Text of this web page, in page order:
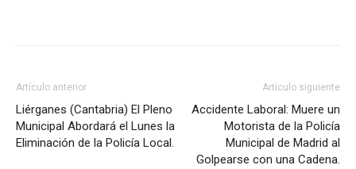
Artículo anterior
Liérganes (Cantabria) El Pleno
Municipal Abordará el Lunes la
Eliminación de la Policía Local.
Artículo siguiente
Accidente Laboral: Muere un
Motorista de la Policía
Municipal de Madrid al
Golpearse con una Cadena.